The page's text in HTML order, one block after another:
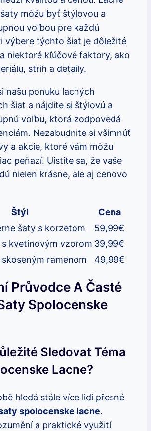
môžu byť štýlovou a
voľbou pre každú
výbere týchto šiat je dôležité
niektoré kľúčové faktory, ako
strih a detaily.
našu ponuku lacných
šiat a nájdite si štýlovú a
voľbu, ktorá zodpovedá
Nezabudnite si všimnúť
a akcie, ktoré vám môžu
peňazí. Uistite sa, že vaše
nielen krásne, ale aj cenovo
Štýl
Cena
šaty s korzetom
59,99€
kvetinovým vzorom 39,99€
ramenom
49,99€
Průvodce A Časté
Spolocenske
Sledovat Téma
Lacne?
hledá stále více lidí přesné
spolocenske lacne.
a praktické využití